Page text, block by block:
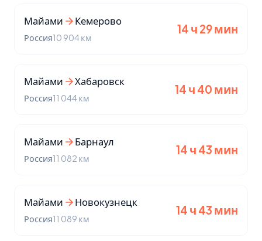
Майами Кемерово
Россия10 904 км
14 ч 29 мин
Майами Хабаровск
Россия11 044 км
14 ч 40 мин
Майами Барнаул
Россия11 082 км
14 ч 43 мин
Майами Новокузнецк
Россия11 089 км
14 ч 43 мин